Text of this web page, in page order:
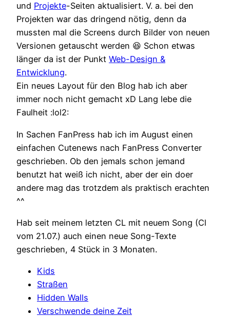
und Projekte-Seiten aktualisiert. V. a. bei den
Projekten war das dringend nötig, denn da
mussten mal die Screens durch Bilder von neuen
Versionen getauscht werden 😆 Schon etwas
länger da ist der Punkt Web-Design &
Entwicklung.
Ein neues Layout für den Blog hab ich aber
immer noch nicht gemacht xD Lang lebe die
Faulheit :lol2:
In Sachen FanPress hab ich im August einen
einfachen Cutenews nach FanPress Converter
geschrieben. Ob den jemals schon jemand
benutzt hat weiß ich nicht, aber der ein doer
andere mag das trotzdem als praktisch erachten
^^
Hab seit meinem letzten CL mit neuem Song (Cl
vom 21.07.) auch einen neue Song-Texte
geschrieben, 4 Stück in 3 Monaten.
Kids
Straßen
Hidden Walls
Verschwende deine Zeit